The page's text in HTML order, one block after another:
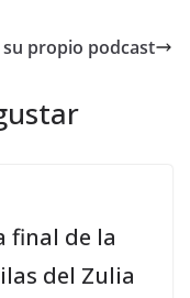
propio podcast
final de la
del Zulia